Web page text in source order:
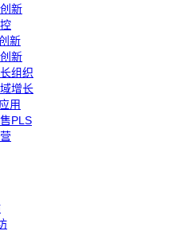
新
新
新
组织
增长
用
PLS